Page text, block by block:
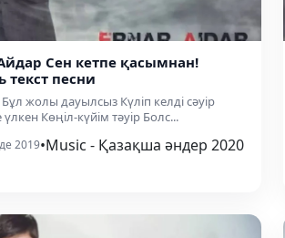
Сен кетпе қасымнан!
текст песни
жолы дауылсыз Күліп келді сәуір
үлкен Көңіл-күйім тәуір Болс...
2019•Music - Қазақша әндер 2020